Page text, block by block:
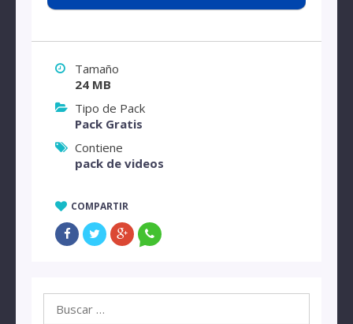
Tamaño
24 MB
Tipo de Pack
Pack Gratis
Contiene
pack de videos
COMPARTIR